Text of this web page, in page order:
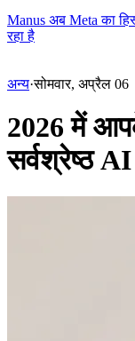
Manus अब Meta का
रहा है
अन्य·सोमवार, अप्रैल 06
2026 में
सर्वश्रेष्ठ